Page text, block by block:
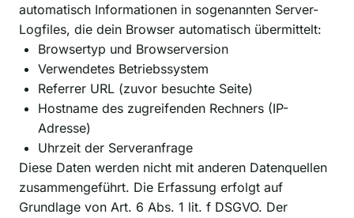
automatisch Informationen in sogenannten Server-
Logfiles, die dein Browser automatisch übermittelt:
Browsertyp und Browserversion
Verwendetes Betriebssystem
Referrer URL (zuvor besuchte Seite)
Hostname des zugreifenden Rechners (IP-
Adresse)
Uhrzeit der Serveranfrage
Diese Daten werden nicht mit anderen Datenquellen
zusammengeführt. Die Erfassung erfolgt auf
Grundlage von Art. 6 Abs. 1 lit. f DSGVO. Der